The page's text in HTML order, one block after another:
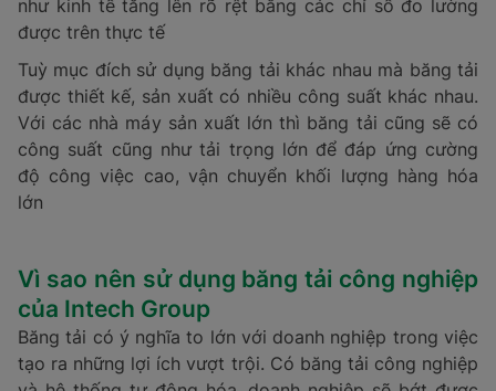
như kinh tế tăng lên rõ rệt bằng các chỉ số đo lường
được trên thực tế
Tuỳ mục đích sử dụng băng tải khác nhau mà băng tải
được thiết kế, sản xuất có nhiều công suất khác nhau.
Với các nhà máy sản xuất lớn thì băng tải cũng sẽ có
công suất cũng như tải trọng lớn để đáp ứng cường
độ công việc cao, vận chuyển khối lượng hàng hóa
lớn
Vì sao nên sử dụng băng tải công nghiệp
của Intech Group
Băng tải có ý nghĩa to lớn với doanh nghiệp trong việc
tạo ra những lợi ích vượt trội. Có băng tải công nghiệp